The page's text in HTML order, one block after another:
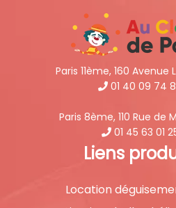
Paris 11ème, 160 Avenue
01 40 09 74
Paris 8ème, 110 Rue de
01 45 63 01
Liens
Location